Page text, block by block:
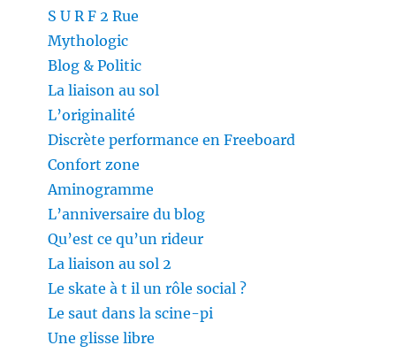
S U R F 2 Rue
Mythologic
Blog & Politic
La liaison au sol
L’originalité
Discrète performance en Freeboard
Confort zone
Aminogramme
L’anniversaire du blog
Qu’est ce qu’un rideur
La liaison au sol 2
Le skate à t il un rôle social ?
Le saut dans la scine-pi
Une glisse libre